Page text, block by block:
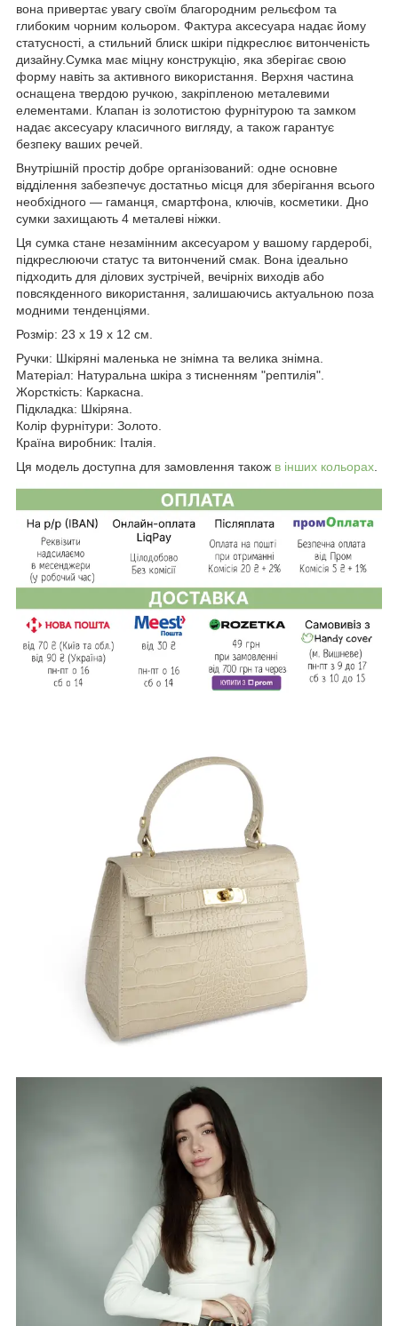
вона привертає увагу своїм благородним рельєфом та
глибоким чорним кольором. Фактура аксесуара надає йому
статусності, а стильний блиск шкіри підкреслює витонченість
дизайну.Сумка має міцну конструкцію, яка зберігає свою
форму навіть за активного використання. Верхня частина
оснащена твердою ручкою, закріпленою металевими
елементами. Клапан із золотистою фурнітурою та замком
надає аксесуару класичного вигляду, а також гарантує
безпеку ваших речей.
Внутрішній простір добре організований: одне основне
відділення забезпечує достатньо місця для зберігання всього
необхідного — гаманця, смартфона, ключів, косметики. Дно
сумки захищають 4 металеві ніжки.
Ця сумка стане незамінним аксесуаром у вашому гардеробі,
підкреслюючи статус та витончений смак. Вона ідеально
підходить для ділових зустрічей, вечірніх виходів або
повсякденного використання, залишаючись актуальною поза
модними тенденціями.
Розмір: 23 x 19 x 12 см.
Ручки: Шкіряні маленька не знімна та велика знімна.
Матеріал: Натуральна шкіра з тисненням "рептилія".
Жорсткість: Каркасна.
Підкладка: Шкіряна.
Колір фурнітури: Золото.
Країна виробник: Італія.
Ця модель доступна для замовлення також в інших кольорах